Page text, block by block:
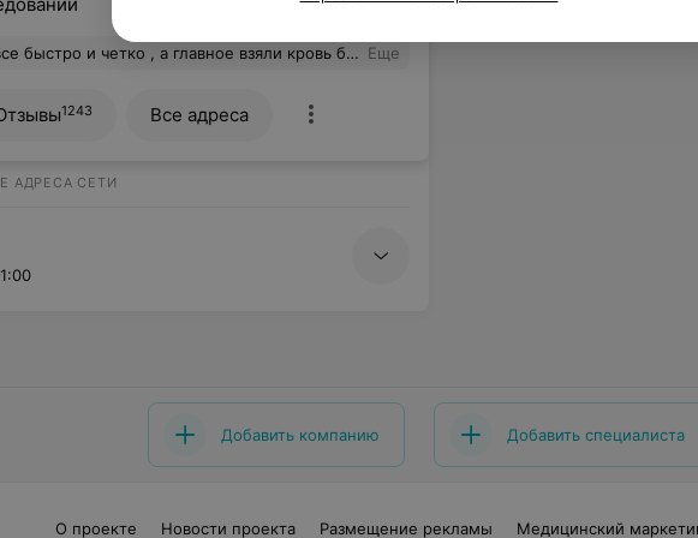
, а главное взяли кровь без боли , спасибо большое Еще
1243 Все адреса
АДРЕСА СЕТИ
Добавить компанию Добавить специалиста
О проекте Новости проекта Размещение рекламы Медицинский